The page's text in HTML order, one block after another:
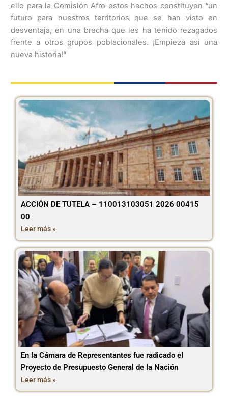
ello para la Comisión Afro estos hechos constituyen “un
futuro para nuestros territorios que se han visto en
desventaja, en una brecha que les ha tenido rezagados
frente a otros grupos poblacionales. ¡Empieza así una
nueva historia!”
ACCIÓN DE TUTELA – 110013103051 2026 00415
00
Leer más »
En la Cámara de Representantes fue radicado el
Proyecto de Presupuesto General de la Nación
Leer más »